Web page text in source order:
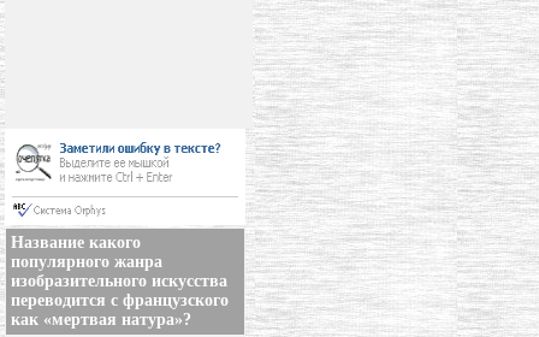
Название какого
популярного жанра
изобразительного искусства
переводится с французского
как «мертвая натура»?